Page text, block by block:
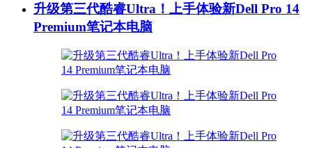
升级第三代酷睿Ultra！上手体验新Dell Pro 14
Premium笔记本电脑